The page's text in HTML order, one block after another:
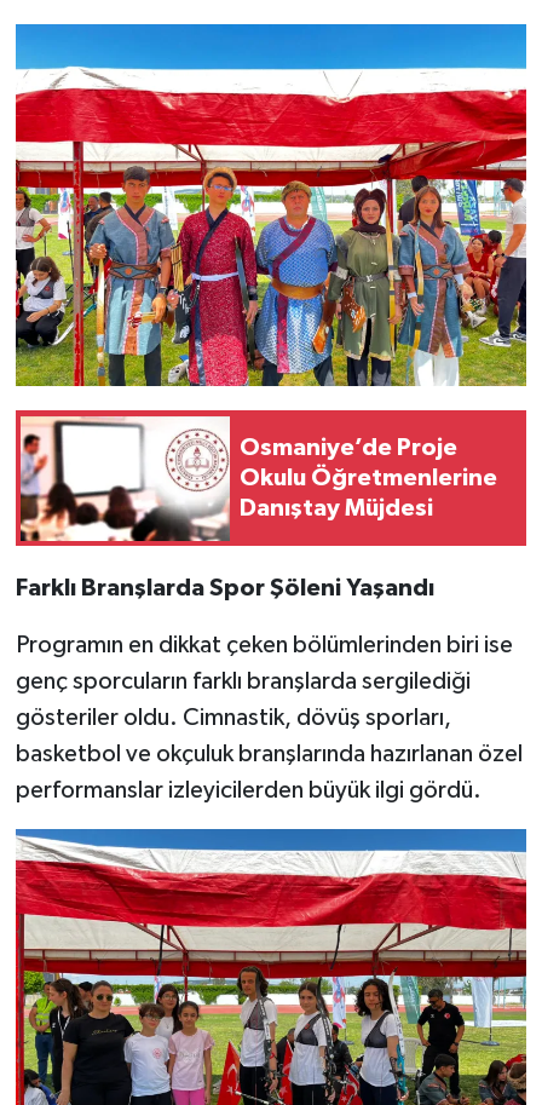
Osmaniye’de Proje
Okulu Öğretmenlerine
Danıştay Müjdesi
Farklı Branşlarda Spor Şöleni Yaşandı
Programın en dikkat çeken bölümlerinden biri ise
genç sporcuların farklı branşlarda sergilediği
gösteriler oldu. Cimnastik, dövüş sporları,
basketbol ve okçuluk branşlarında hazırlanan özel
performanslar izleyicilerden büyük ilgi gördü.